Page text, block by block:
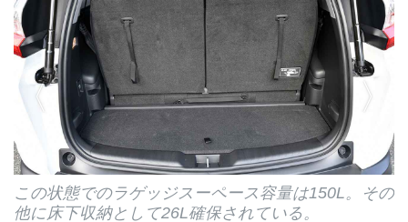
この状態でのラゲッジスーペース容量は150L。その
他に床下収納として26L確保されている。